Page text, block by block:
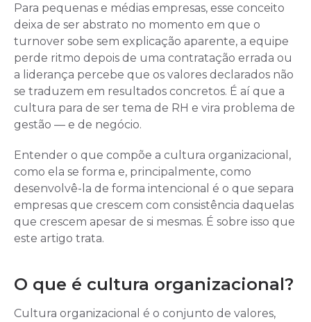
Para pequenas e médias empresas, esse conceito
deixa de ser abstrato no momento em que o
turnover sobe sem explicação aparente, a equipe
perde ritmo depois de uma contratação errada ou
a liderança percebe que os valores declarados não
se traduzem em resultados concretos. É aí que a
cultura para de ser tema de RH e vira problema de
gestão — e de negócio.
Entender o que compõe a cultura organizacional,
como ela se forma e, principalmente, como
desenvolvê-la de forma intencional é o que separa
empresas que crescem com consistência daquelas
que crescem apesar de si mesmas. É sobre isso que
este artigo trata.
O que é cultura organizacional?
Cultura organizacional é o conjunto de valores,